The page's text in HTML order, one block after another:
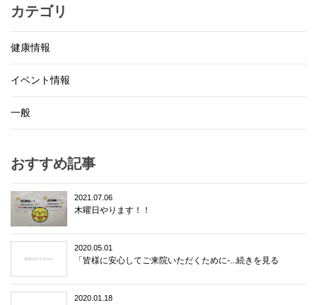
カテゴリ
健康情報
イベント情報
一般
おすすめ記事
2021.07.06
木曜日やります！！
2020.05.01
「皆様に安心してご来院いただくために-...続きを見る
2020.01.18